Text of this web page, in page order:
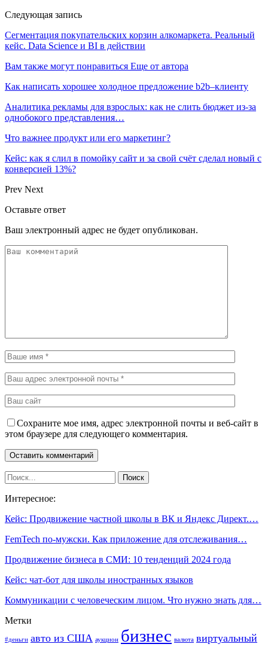
Следующая запись
Сегментация покупательских корзин алкомаркета. Реальный
кейс. Data Science и BI в действии
Вам также могут понравиться Еще от автора
Как написать хорошее холодное предложение b2b–клиенту
Аналитика рекламы для взрослых: как не слить бюджет из-за
однобокого представления…
Что важнее продукт или его маркетинг?
Кейс: как я слил в помойку сайт и за свой счёт сделал новый с
конверсией 13%?
Prev Next
Оставьте ответ
Ваш электронный адрес не будет опубликован.
Сохраните мое имя, адрес электронной почты и веб-сайт в
этом браузере для следующего комментария.
Интересное:
Кейс: Продвижение частной школы в ВК и Яндекс Директ.…
FemTech по-мужски. Как приложение для отслеживания…
Продвижение бизнеса в СМИ: 10 тенденций 2024 года
Кейс: чат-бот для школы иностранных языков
Коммуникации с человеческим лицом. Что нужно знать для…
Метки
#деньги авто из США аукцион бизнес валюта виртуальный